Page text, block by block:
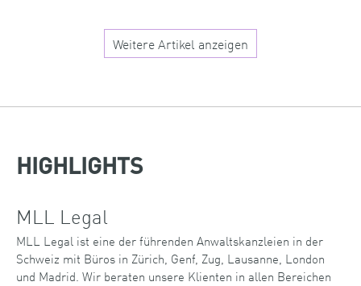
Weitere Artikel anzeigen
HIGHLIGHTS
MLL Legal
MLL Legal ist eine der führenden Anwaltskanzleien in der
Schweiz mit Büros in Zürich, Genf, Zug, Lausanne, London
und Madrid. Wir beraten unsere Klienten in allen Bereichen